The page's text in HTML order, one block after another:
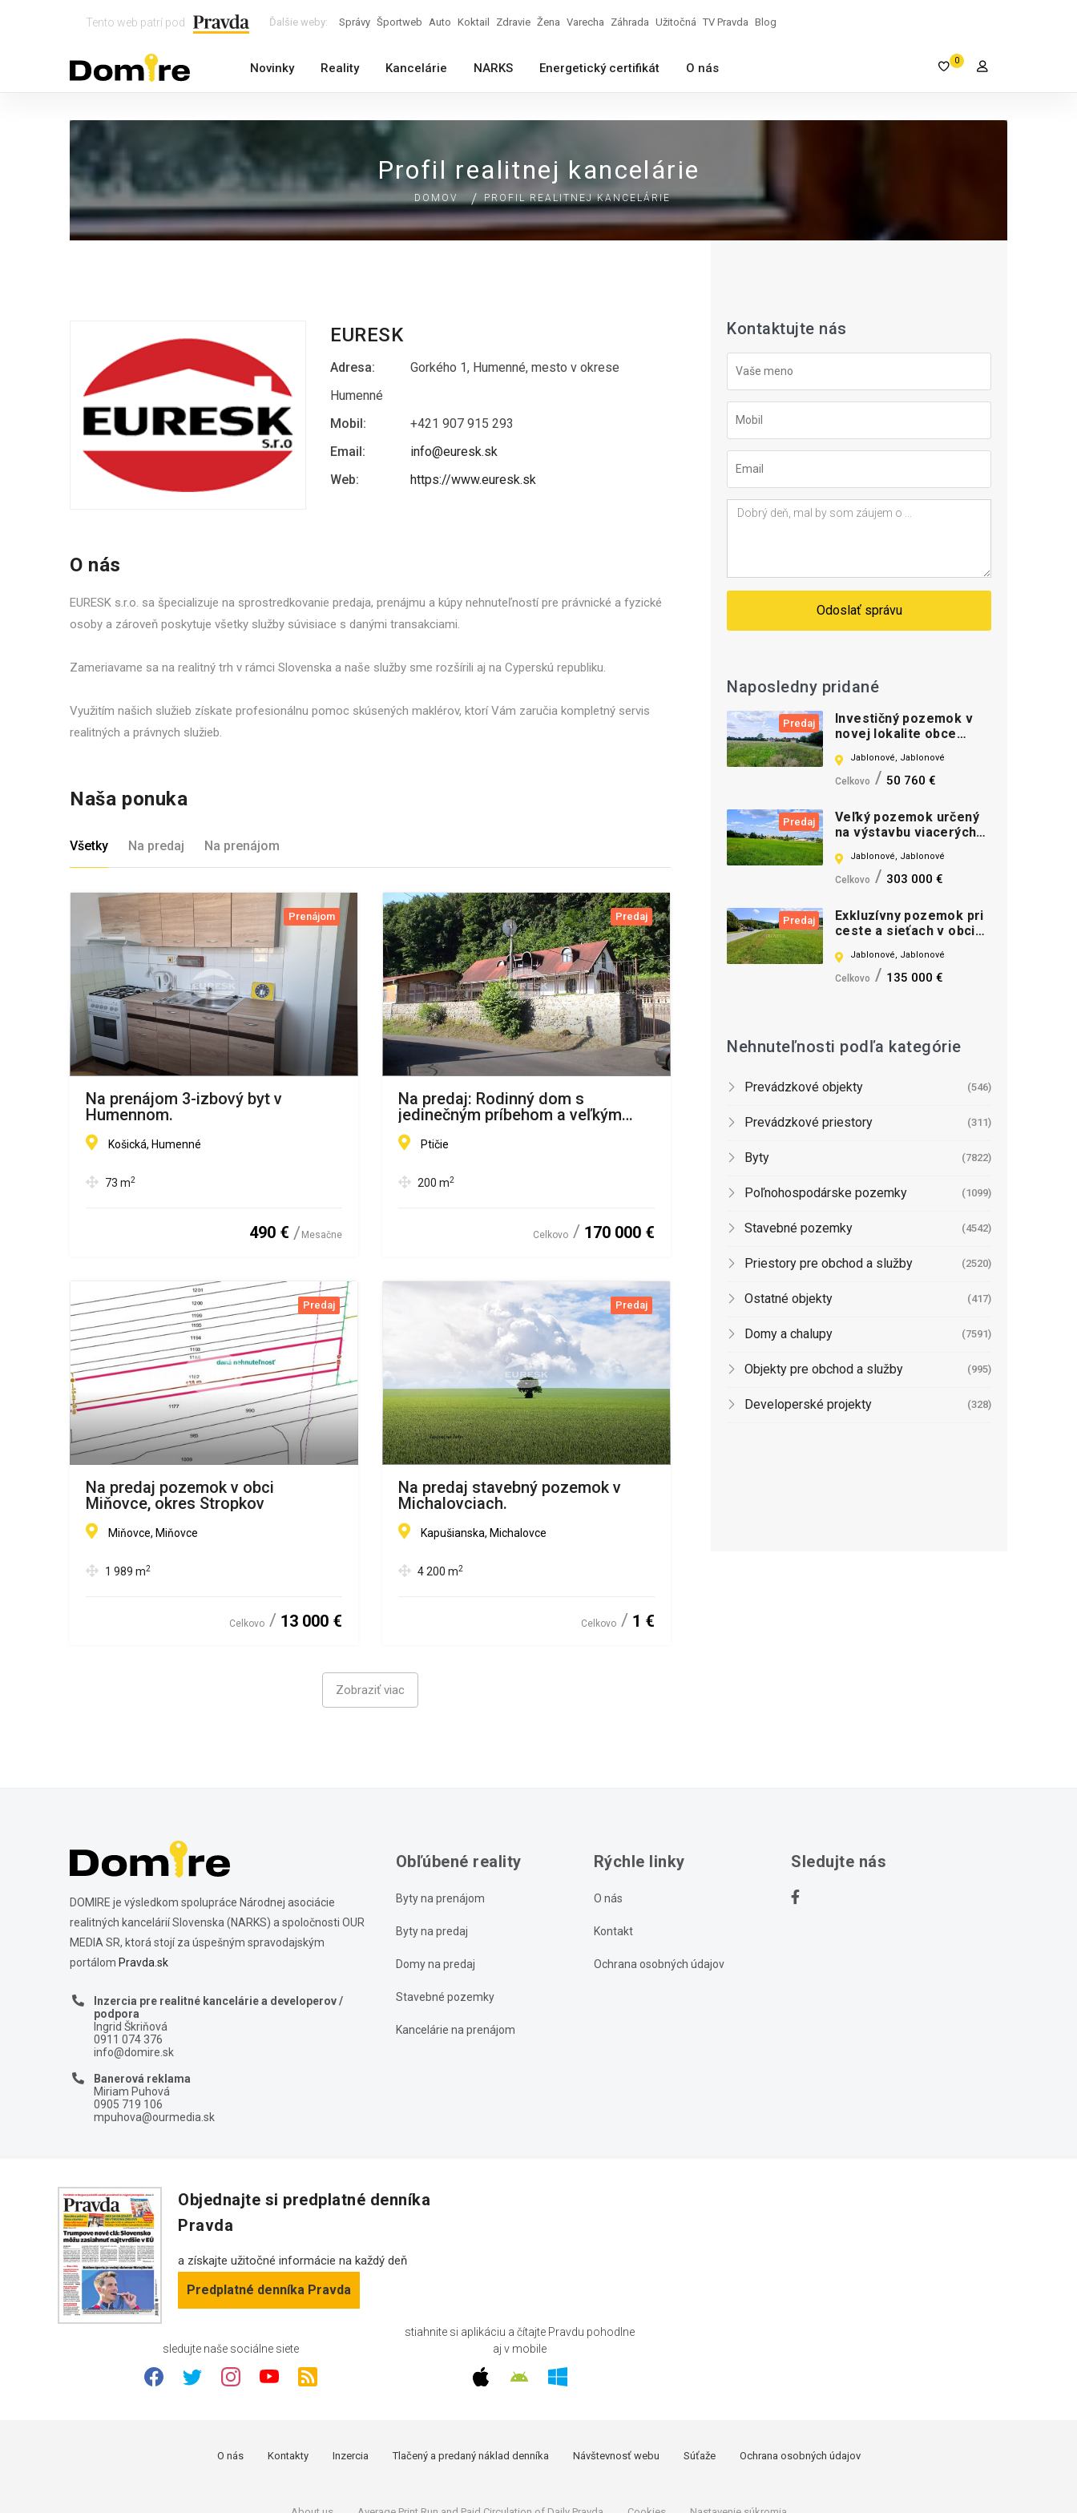
Tento web patrí pod Ďalšie weby: Správy Športweb Auto Koktail Zdravie Žena Varecha Záhrada Užitočná TV Pravda Blog
Novinky Reality Kancelárie NARKS Energetický certifikát O nás
0
Profil realitnej kancelárie
DOMOV PROFIL REALITNEJ KANCELÁRIE
EURESK
Adresa:
Gorkého 1, Humenné, mesto v okrese
Humenné
Mobil:
+421 907 915 293
Email:
info@euresk.sk
Web:
https://www.euresk.sk
O nás
EURESK s.r.o. sa špecializuje na sprostredkovanie predaja, prenájmu a kúpy nehnuteľností pre právnické a fyzické
osoby a zároveň poskytuje všetky služby súvisiace s danými transakciami.
Zameriavame sa na realitný trh v rámci Slovenska a naše služby sme rozšírili aj na Cyperskú republiku.
Využitím našich služieb získate profesionálnu pomoc skúsených maklérov, ktorí Vám zaručia kompletný servis
realitných a právnych služieb.
Naša ponuka
Všetky Na predaj Na prenájom
Prenájom
Na prenájom 3-izbový byt v
Humennom.
Košická, Humenné
73 m2
490 € Mesačne
Predaj
Na predaj: Rodinný dom s
jedinečným príbehom a veľkým
potenciálom – Ptičie
Ptičie
200 m2
Celkovo 170 000 €
Predaj
Na predaj pozemok v obci
Miňovce, okres Stropkov
Miňovce, Miňovce
1 989 m2
Celkovo 13 000 €
Predaj
Na predaj stavebný pozemok v
Michalovciach.
Kapušianska, Michalovce
4 200 m2
Celkovo 1 €
Zobraziť viac
Kontaktujte nás
Odoslať správu
Naposledny pridané
Predaj
Investičný pozemok v
novej lokalite obce
Jablonové, Jablonové
Celkovo 50 760 €
Predaj
Veľký pozemok určený
na výstavbu viacerých
Jablonové, Jablonové
Celkovo 303 000 €
Predaj
Exkluzívny pozemok pri
ceste a sieťach v obci
Jablonové, Jablonové
Celkovo 135 000 €
Nehnuteľnosti podľa kategórie
Prevádzkové objekty (546)
Prevádzkové priestory (311)
Byty (7822)
Poľnohospodárske pozemky (1099)
Stavebné pozemky (4542)
Priestory pre obchod a služby (2520)
Ostatné objekty (417)
Domy a chalupy (7591)
Objekty pre obchod a služby (995)
Developerské projekty (328)
DOMIRE je výsledkom spolupráce Národnej asociácie
realitných kancelárií Slovenska (NARKS) a spoločnosti OUR
MEDIA SR, ktorá stojí za úspešným spravodajským
portálom Pravda.sk
Inzercia pre realitné kancelárie a developerov /
podpora
Ingrid Škriňová
0911 074 376
info@domire.sk
Banerová reklama
Miriam Puhová
0905 719 106
mpuhova@ourmedia.sk
Obľúbené reality
Byty na prenájom
Byty na predaj
Domy na predaj
Stavebné pozemky
Kancelárie na prenájom
Rýchle linky
O nás
Kontakt
Ochrana osobných údajov
Sledujte nás
Objednajte si predplatné denníka
Pravda
a získajte užitočné informácie na každý deň
Predplatné denníka Pravda
sledujte naše sociálne siete
stiahnite si aplikáciu a čítajte Pravdu pohodlne
aj v mobile
O nás Kontakty Inzercia Tlačený a predaný náklad denníka Návštevnosť webu Súťaže Ochrana osobných údajov